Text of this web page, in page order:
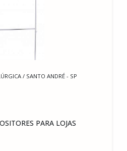
/ SANTO ANDRÉ - SP
PARA LOJAS